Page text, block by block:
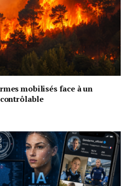
mobilisés face à un